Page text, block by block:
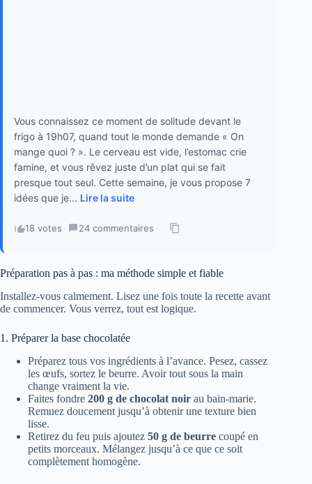
Vous connaissez ce moment de solitude devant le
frigo à 19h07, quand tout le monde demande « On
mange quoi ? ». Le cerveau est vide, l’estomac crie
famine, et vous rêvez juste d’un plat qui se fait
presque tout seul. Cette semaine, je vous propose 7
idées que je... Lire la suite
18 votes · 24 commentaires ·
Préparation pas à pas : ma méthode simple et fiable
Installez-vous calmement. Lisez une fois toute la recette avant
de commencer. Vous verrez, tout est logique.
1. Préparer la base chocolatée
Préparez tous vos ingrédients à l’avance. Pesez, cassez
les œufs, sortez le beurre. Avoir tout sous la main
change vraiment la vie.
Faites fondre 200 g de chocolat noir au bain-marie.
Remuez doucement jusqu’à obtenir une texture bien
lisse.
Retirez du feu puis ajoutez 50 g de beurre coupé en
petits morceaux. Mélangez jusqu’à ce que ce soit
complètement homogène.